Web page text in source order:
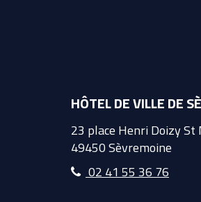
HÔTEL DE VILLE DE
23 place Henri Doizy St
49450 Sèvremoine
02 41 55 36 76